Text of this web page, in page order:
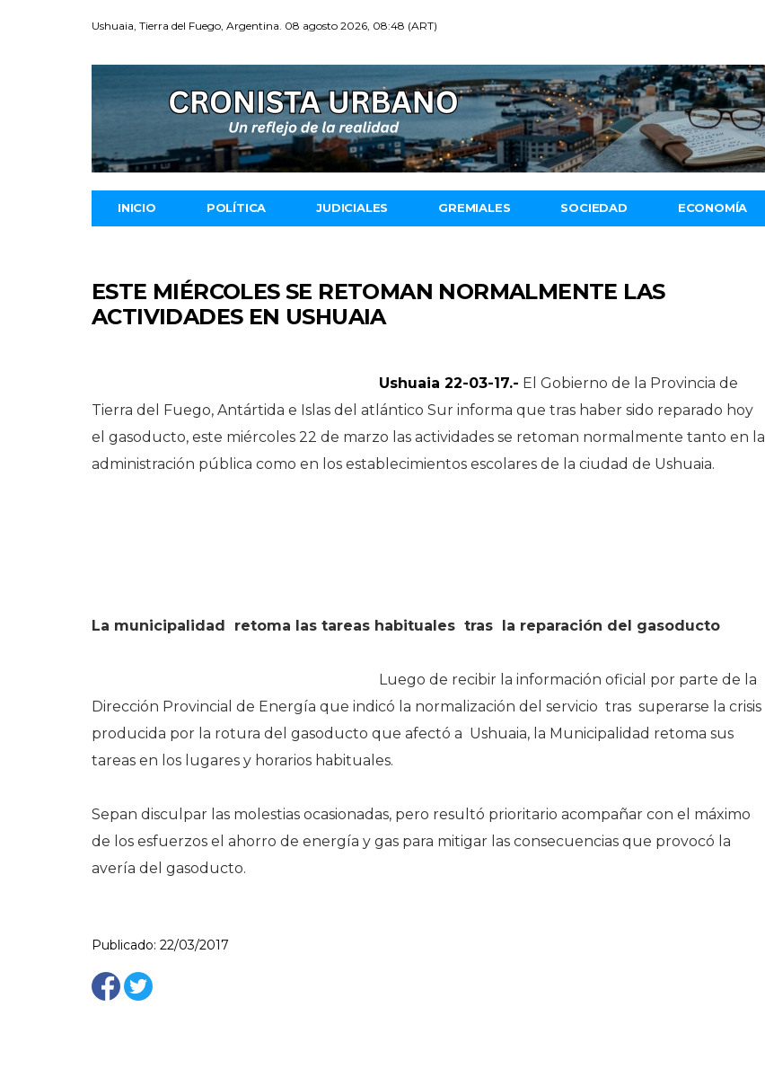
Ushuaia, Tierra del Fuego, Argentina. 08 agosto 2026, 08:48 (ART)
INICIO POLÍTICA JUDICIALES GREMIALES SOCIEDAD ECONOMÍA
ESTE MIÉRCOLES SE RETOMAN NORMALMENTE LAS
ACTIVIDADES EN USHUAIA
Ushuaia 22-03-17.- El Gobierno de la Provincia de
Tierra del Fuego, Antártida e Islas del atlántico Sur informa que tras haber sido reparado hoy
el gasoducto, este miércoles 22 de marzo las actividades se retoman normalmente tanto en la
administración pública como en los establecimientos escolares de la ciudad de Ushuaia.
La municipalidad retoma las tareas habituales tras la reparación del gasoducto
Luego de recibir la información oficial por parte de la
Dirección Provincial de Energía que indicó la normalización del servicio tras superarse la crisis
producida por la rotura del gasoducto que afectó a Ushuaia, la Municipalidad retoma sus
tareas en los lugares y horarios habituales.
Sepan disculpar las molestias ocasionadas, pero resultó prioritario acompañar con el máximo
de los esfuerzos el ahorro de energía y gas para mitigar las consecuencias que provocó la
avería del gasoducto.
Publicado: 22/03/2017